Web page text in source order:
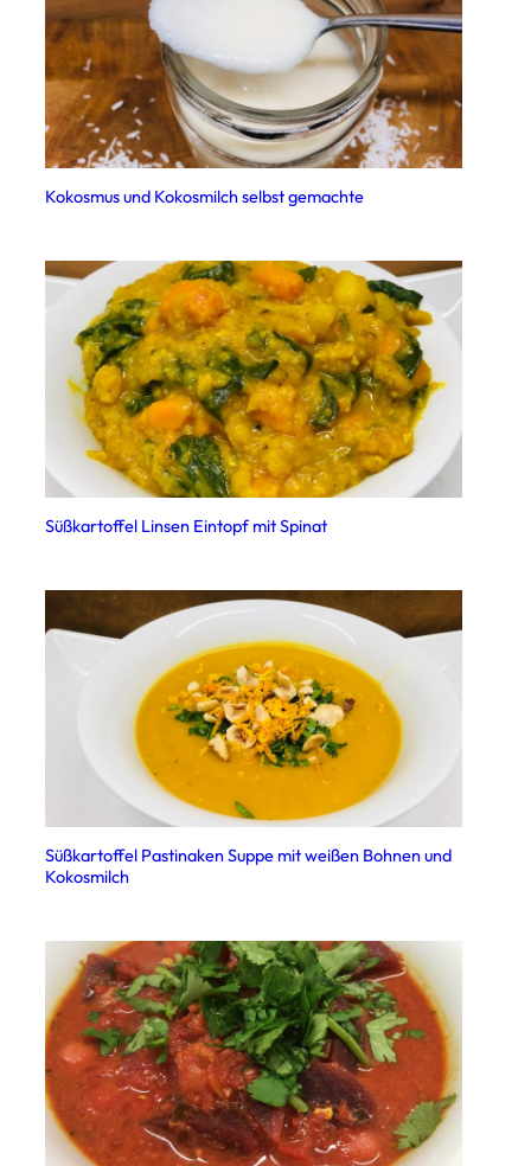
Kokosmus und Kokosmilch selbst gemachte
Süßkartoffel Linsen Eintopf mit Spinat
Süßkartoffel Pastinaken Suppe mit weißen Bohnen und
Kokosmilch